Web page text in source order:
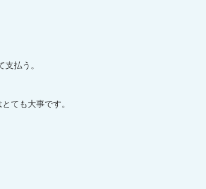
払う。
ても大事です。